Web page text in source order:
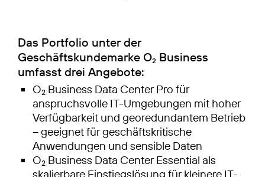
Das Portfolio unter der
Geschäftskundemarke O2 Business
umfasst drei Angebote:
O2 Business Data Center Pro für
anspruchsvolle IT-Umgebungen mit hoher
Verfügbarkeit und georedundantem Betrieb
– geeignet für geschäftskritische
Anwendungen und sensible Daten
O2 Business Data Center Essential als
skalierbare Einstiegslösung für kleinere IT-